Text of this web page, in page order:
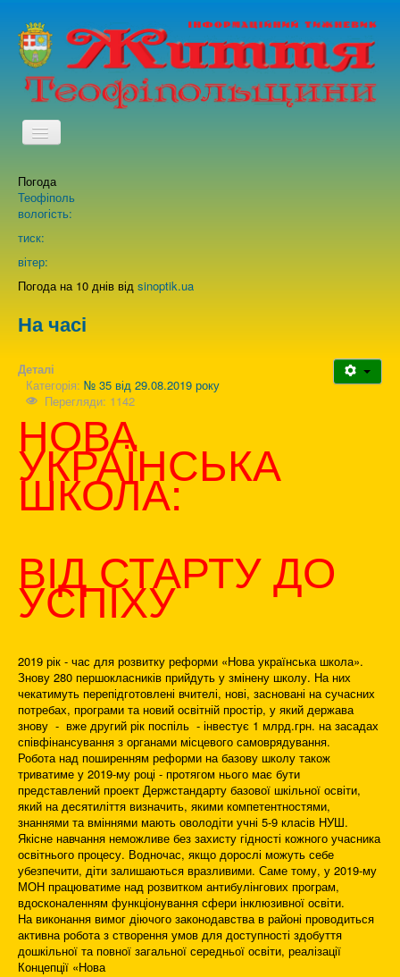
TPL_PROTOSTAR_TOGGLE_MENU
Про нас
Погода
Теофіполь
вологість:
тиск:
вітер:
Погода на 10 днів від sinoptik.ua
На часі
Деталі
Категорія: № 35 від 29.08.2019 року
Перегляди: 1142
НОВА
УКРАЇНСЬКА
ШКОЛА:
ВІД СТАРТУ ДО
УСПІХУ
2019 рік - час для розвитку реформи «Нова українська школа».
Знову 280 першокласників прийдуть у змінену школу. На них
чекатимуть перепідготовлені вчителі, нові, засновані на сучасних
потребах, програми та новий освітній простір, у який держава
знову - вже другий рік поспіль - інвестує 1 млрд.грн. на засадах
співфінансування з органами місцевого самоврядування.
Робота над поширенням реформи на базову школу також
триватиме у 2019-му році - протягом нього має бути
представлений проект Держстандарту базової шкільної освіти,
який на десятиліття визначить, якими компетентностями,
знаннями та вміннями мають оволодіти учні 5-9 класів НУШ.
Якісне навчання неможливе без захисту гідності кожного учасника
освітнього процесу. Водночас, якщо дорослі можуть себе
убезпечити, діти залишаються вразливими. Саме тому, у 2019-му
МОН працюватиме над розвитком антибулінгових програм,
вдосконаленням функціонування сфери інклюзивної освіти.
На виконання вимог діючого законодавства в районі проводиться
активна робота з створення умов для доступності здобуття
дошкільної та повної загальної середньої освіти, реалізації
Концепції «Нова